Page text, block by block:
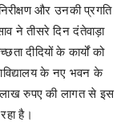
और उनकी प्रगति
ने तीसरे दिन दंतेवाड़ा
दीदियों के कार्यों को
के नए भवन के
लाख रुपए की लागत से इस
है।